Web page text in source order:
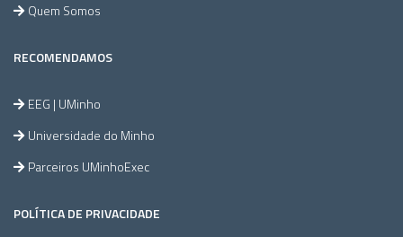
Quem Somos
RECOMENDAMOS
EEG | UMinho
Universidade do Minho
Parceiros UMinhoExec
POLÍTICA DE PRIVACIDADE